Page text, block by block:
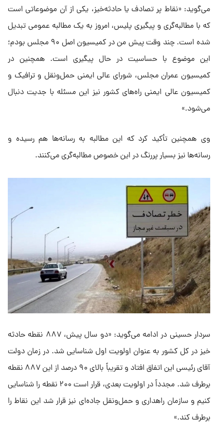
می‌گوید: «نقاط پر تصادف یا حادثه‌خیز، یکی از آن موضوعاتی است
که با مطالبه‌گری و پیگیری پلیس، امروز به یک مطالبه عمومی تبدیل
شده است. چند وقت پیش من در کمیسیون اصل ۹۰ مجلس بودم؛
این موضوع با حساسیت در حال پیگیری است. همچنین در
کمیسیون عمران مجلس، شورای عالی ایمنی حمل‌ونقل و ترافیک و
کمیسیون عالی ایمنی راه‌های کشور نیز این مسئله با جدیت دنبال
می‌شود.»
وی همچنین تأکید کرد که این مطالبه به رسانه‌ها هم رسیده و
رسانه‌ها نیز بسیار پررنگ در این خصوص مطالبه‌گری می‌کنند.
سردار حسینی در ادامه می‌گوید: «دو سال پیش، ۸۸۷ نقطه حادثه
خیز در کل کشور به عنوان اولویت اول شناسایی شد. در زمان دولت
آقای رئیسی این اتفاق افتاد و تقریباً بالای ۹۰ درصد از این ۸۸۷ نقطه
برطرف شد. مجدداً در اولویت بعدی، قرار است ۲۰۰ نقطه را شناسایی
کنیم و سازمان راهداری و حمل‌ونقل جاده‌ای نیز قرار شد این‌ نقاط را
برطرف کند.»